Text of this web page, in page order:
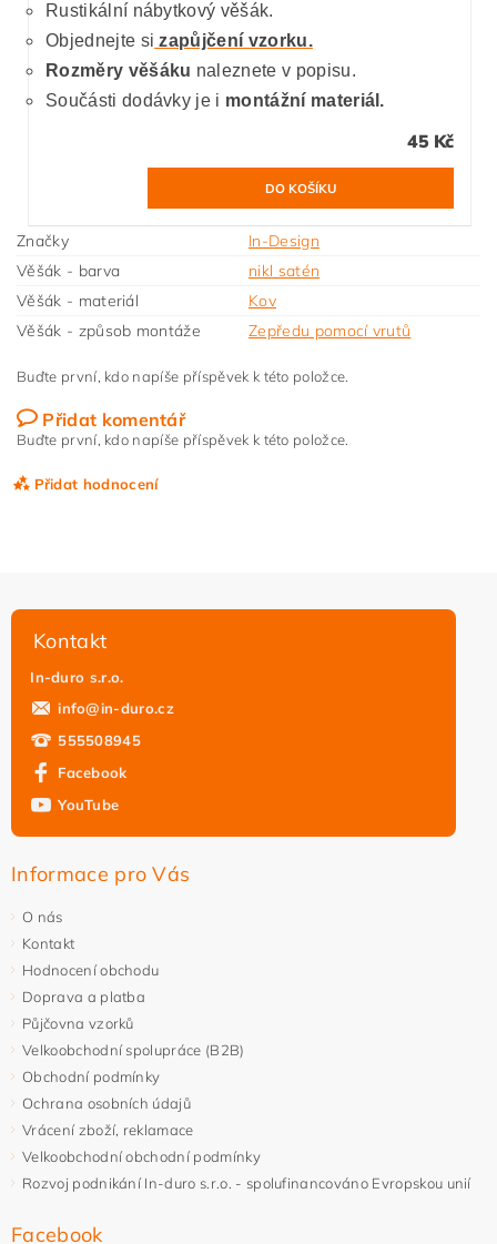
Rustikální nábytkový věšák.
Objednejte si zapůjčení vzorku.
Rozměry věšáku naleznete v popisu.
Součásti dodávky je i montážní materiál.
45 Kč
Značky
In-Design
Věšák - barva
nikl satén
Věšák - materiál
Kov
Věšák - způsob montáže
Zepředu pomocí vrutů
Buďte první, kdo napíše příspěvek k této položce.
Přidat komentář
Buďte první, kdo napíše příspěvek k této položce.
Přidat hodnocení
osobních údajů
Kontakt
In-duro s.r.o.
info@in-duro.cz
555508945
Facebook
YouTube
Informace pro Vás
O nás
Kontakt
Hodnocení obchodu
Doprava a platba
Půjčovna vzorků
Velkoobchodní spolupráce (B2B)
Obchodní podmínky
Ochrana osobních údajů
Vrácení zboží, reklamace
Velkoobchodní obchodní podmínky
Rozvoj podnikání In-duro s.r.o. - spolufinancováno Evropskou unií
Facebook